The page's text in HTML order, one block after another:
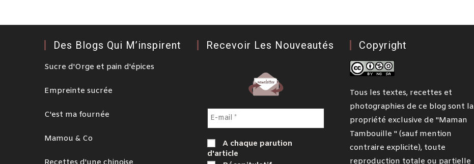
Des Blogs Qui M’inspirent
Sucre d'Orge et pain d'épices
Empreinte sucrée
C'est ma fournée
Mamou & Co
Recevoir Les Nouveautés
A chaque parution
d'article
Copyright
Tous les textes, recettes et
photographies de ce blog sont la
propriété exclusive de "Maman
Tambouille " (sauf mention
contraire explicite), toute
reproduction totale ou partielle